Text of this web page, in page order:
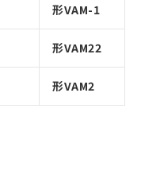
形VAM-1
形VAM22
形VAM2